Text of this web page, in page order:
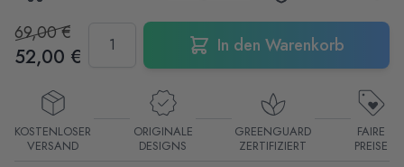
69,00 €
52,00 € In den Warenkorb
KOSTENLOSER
VERSAND
ORIGINALE
DESIGNS
GREENGUARD
ZERTIFIZIERT
FAIRE
PREISE